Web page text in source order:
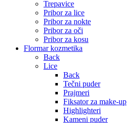
Trepavice
Pribor za lice
Pribor za nokte
Pribor za oči
Pribor za kosu
Flormar kozmetika
Back
Lice
Back
Tečni puder
Prajmeri
Fiksator za make-up
Highlighteri
Kameni puder